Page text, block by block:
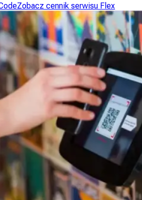
Zobacz cennik serwisu Flex